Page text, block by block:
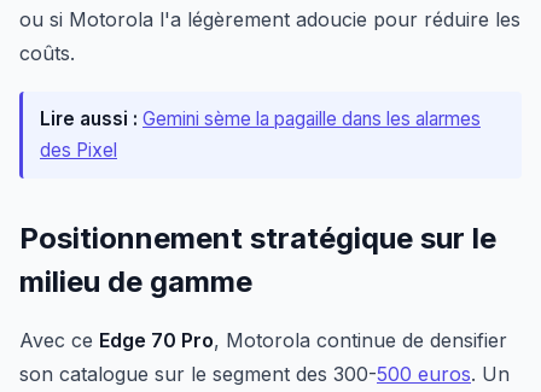
ou si Motorola l'a légèrement adoucie pour réduire les
coûts.
Lire aussi : Gemini sème la pagaille dans les alarmes
des Pixel
Positionnement stratégique sur le
milieu de gamme
Avec ce Edge 70 Pro, Motorola continue de densifier
son catalogue sur le segment des 300-500 euros. Un